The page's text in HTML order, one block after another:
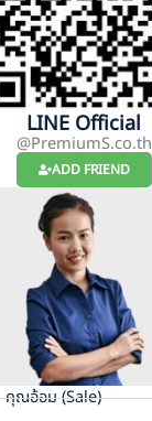
LINE Official
@PremiumS.co.th
ADD FRIEND
คุณอ้อม (Sale)